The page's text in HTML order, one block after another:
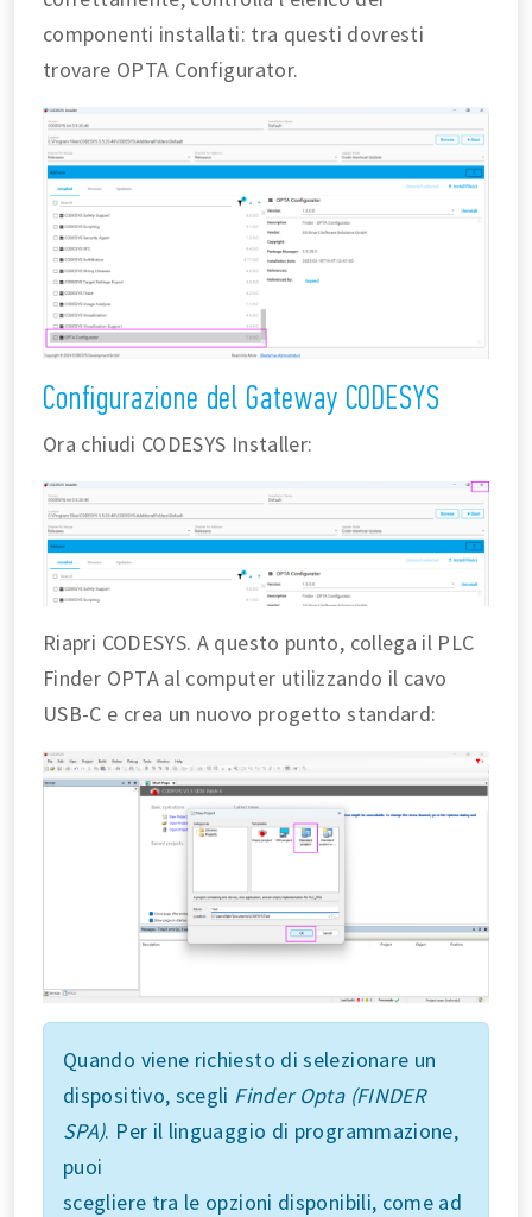
componenti installati: tra questi dovresti
trovare OPTA Configurator.
Configurazione del Gateway CODESYS
Ora chiudi CODESYS Installer:
Riapri CODESYS. A questo punto, collega il PLC
Finder OPTA al computer utilizzando il cavo
USB-C e crea un nuovo progetto standard:
Quando viene richiesto di selezionare un
dispositivo, scegli Finder Opta (FINDER
SPA). Per il linguaggio di programmazione,
puoi
scegliere tra le opzioni disponibili, come ad